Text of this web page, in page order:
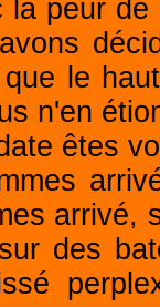
la peur
le
n'en
êtes
arrivé,
des